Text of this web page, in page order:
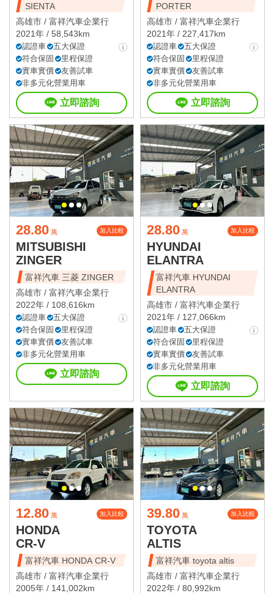
SIENTA
高雄市 / 富祥汽車企業行
2021年 / 58,543km
認證車
五大保證
符合保固
里程保證
實車實價
友善試車
非多元化營業用車
立即諮詢
PORTER
高雄市 / 富祥汽車企業行
2021年 / 227,417km
認證車
五大保證
符合保固
里程保證
實車實價
友善試車
非多元化營業用車
立即諮詢
28.80 萬 加入比較
MITSUBISHI
ZINGER
富祥汽車 三菱 ZINGER
高雄市 / 富祥汽車企業行
2022年 / 108,616km
認證車
五大保證
符合保固
里程保證
實車實價
友善試車
非多元化營業用車
立即諮詢
28.80 萬 加入比較
HYUNDAI
ELANTRA
富祥汽車 HYUNDAI
ELANTRA
高雄市 / 富祥汽車企業行
2021年 / 127,066km
認證車
五大保證
符合保固
里程保證
實車實價
友善試車
非多元化營業用車
立即諮詢
12.80 萬 加入比較
HONDA
CR-V
富祥汽車 HONDA CR-V
高雄市 / 富祥汽車企業行
2005年 / 141,002km
39.80 萬 加入比較
TOYOTA
ALTIS
富祥汽車 toyota altis
高雄市 / 富祥汽車企業行
2022年 / 80,992km